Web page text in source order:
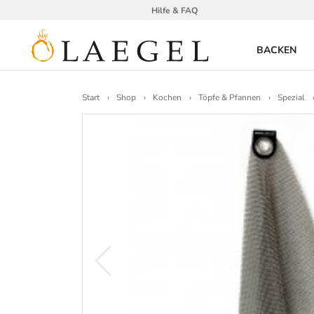
Hilfe & FAQ
BACKEN
Start Shop Kochen Töpfe & Pfannen Spezial